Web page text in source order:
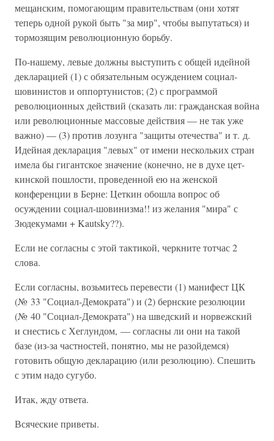
мещанским, помогающим правительствам (они хотят
теперь одной рукой быть "за мир", чтобы выпутаться) и
тормозящим революционную борьбу.
По-нашему, левые должны выступить с общей идейной
декларацией (1) с обязательным осуждением социал-
шовинистов и оппортунистов; (2) с программой
революционных действий (сказать ли: гражданская война
или революционные массовые действия — не так уже
важно) — (3) против лозунга "защиты отечества" и т. д.
Идейная декларация "левых" от имени нескольких стран
имела бы гигантское значение (конечно, не в духе цет-
кинской пошлости, проведенной ею на женской
конференции в Берне: Цеткин обошла вопрос об
осуждении социал-шовинизма!! из желания "мира" с
Зюдекумами + Kautsky??).
Если не согласны с этой тактикой, черкните тотчас 2
слова.
Если согласны, возьмитесь перевести (1) манифест ЦК
(№ 33 "Социал-Демократа") и (2) бернские резолюции
(№ 40 "Социал-Демократа") на шведский и норвежский
и снестись с Хеглундом, — согласны ли они на такой
базе (из-за частностей, понятно, мы не разойдемся)
готовить общую декларацию (или резолюцию). Спешить
с этим надо сугубо.
Итак, жду ответа.
Всяческие приветы.